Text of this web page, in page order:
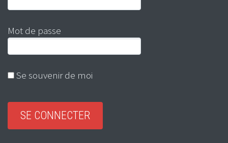
Mot de passe
Se souvenir de moi